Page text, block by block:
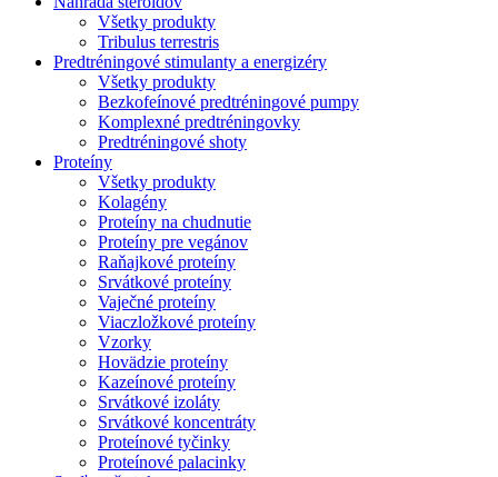
Všetky produkty
Tribulus terrestris
Predtréningové stimulanty a energizéry
Všetky produkty
Bezkofeínové predtréningové pumpy
Komplexné predtréningovky
Predtréningové shoty
Proteíny
Všetky produkty
Kolagény
Proteíny na chudnutie
Proteíny pre vegánov
Raňajkové proteíny
Srvátkové proteíny
Vaječné proteíny
Viaczložkové proteíny
Vzorky
Hovädzie proteíny
Kazeínové proteíny
Srvátkové izoláty
Srvátkové koncentráty
Proteínové tyčinky
Proteínové palacinky